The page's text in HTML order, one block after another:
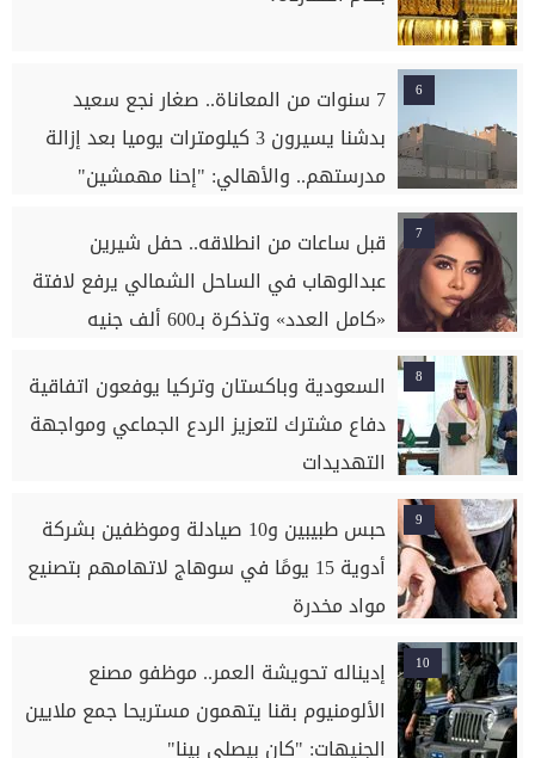
6
7 سنوات من المعاناة.. صغار نجع سعيد
بدشنا يسيرون 3 كيلومترات يوميا بعد إزالة
مدرستهم.. والأهالي: "إحنا مهمشين"
7
قبل ساعات من انطلاقه.. حفل شيرين
عبدالوهاب في الساحل الشمالي يرفع لافتة
«كامل العدد» وتذكرة بـ600 ألف جنيه
8
السعودية وباكستان وتركيا يوفعون اتفاقية
دفاع مشترك لتعزيز الردع الجماعي ومواجهة
التهديدات
9
حبس طبيبين و10 صيادلة وموظفين بشركة
أدوية 15 يومًا في سوهاج لاتهامهم بتصنيع
مواد مخدرة
10
إديناله تحويشة العمر.. موظفو مصنع
الألومنيوم بقنا يتهمون مستريحا جمع ملايين
الجنيهات: "كان بيصلي بينا"